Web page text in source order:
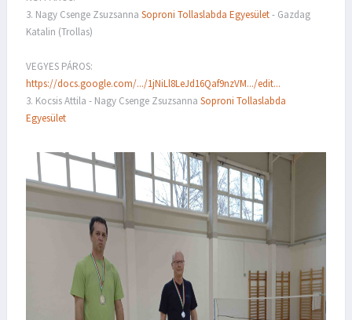
3. Nagy Csenge Zsuzsanna Soproni Tollaslabda Egyesület- Gazdag
Katalin (Trollas)
VEGYES PÁROS:
https://docs.google.com/.../1jNiLl8LeJd16Qaf9nzVM.../edit...
3. Kocsis Attila - Nagy Csenge Zsuzsanna Soproni Tollaslabda
Egyesület